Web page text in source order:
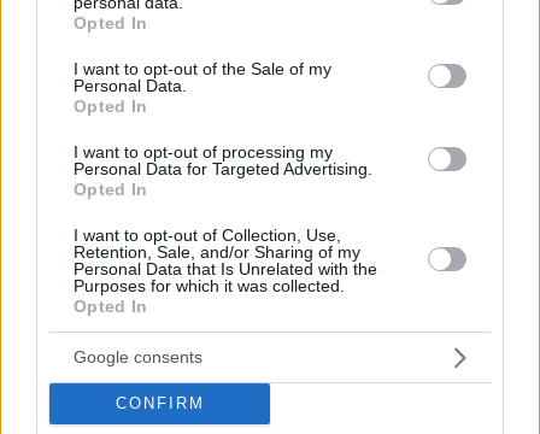
grant or deny consent to Google and its third-party tags to
use your data for below specified purposes in below Google
consent section.
Opted In
I want to opt-out of the Sale of my
Personal Data.
Opted In
I want to opt-out of processing my
Personal Data for Targeted Advertising.
Opted In
I want to opt-out of Collection, Use,
Retention, Sale, and/or Sharing of my
Personal Data that Is Unrelated with the
Purposes for which it was collected.
Opted In
Google consents
CONFIRM
ΡΟΗ ΕΙΔΗΣΕΩΝ
Ειδήσεις Δημοφιλή
Είμαστε πιο ευτυχισμένοι όταν κάνουμε περισσότερο
σεξ; Ένας ειδικός εξηγεί αυτή την αμφίδρομη σχέση
πριν 11 λεπτά
πριν 11 λεπτά